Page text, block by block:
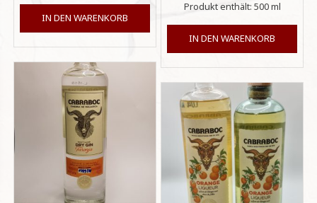
IN DEN WARENKORB
Produkt enthält: 500ml
IN DEN WARENKORB